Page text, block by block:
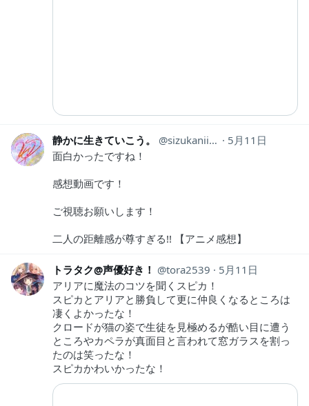
静かに生きていこう。 sizukaniikiyo
5月11日
面白かったですね！
感想動画です！
ご視聴お願いします！
二人の距離感が尊すぎる!! 【アニメ感想】
トラタク@声優好き！ tora2539
5月11日
アリアに魔法のコツを聞くスピカ！
スピカとアリアと勝負して更に仲良くなるところは
凄くよかったな！
クロードが猫の姿で生徒を見極めるが酷い目に遭う
ところやカペラが真面目と言われて窓ガラスを割っ
たのは笑ったな！
スピカかわいかったな！